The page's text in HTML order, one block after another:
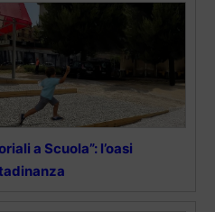
a Scuola”: l’oasi